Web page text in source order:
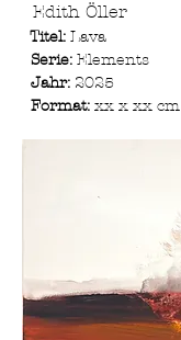
Edith Öller
Titel: Lava
Serie: Elements
Jahr: 2025
Format: xx x xx cm ​